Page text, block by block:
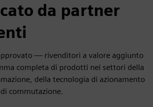
da partner
— rivenditori a valore aggiunto
completa di prodotti nei settori della
della tecnologia di azionamento
commutazione.